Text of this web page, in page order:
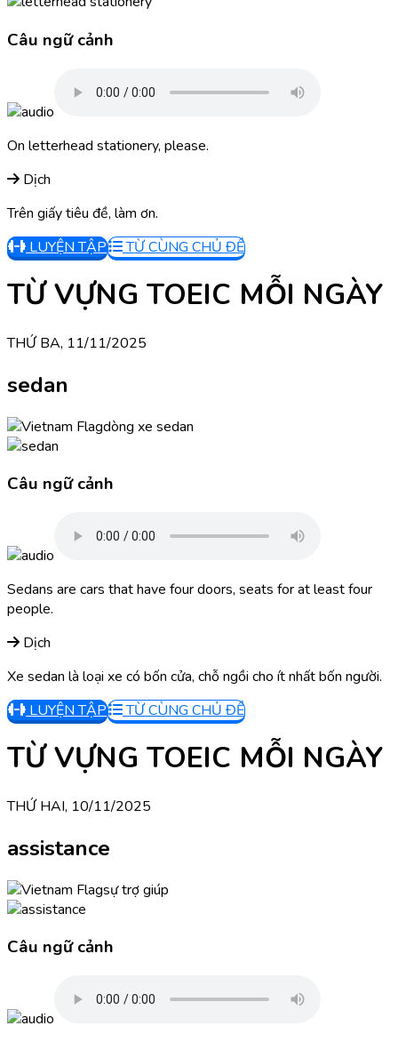
Câu ngữ cảnh
On letterhead stationery, please.
Dịch
Trên giấy tiêu đề, làm ơn.
LUYỆN TẬP
TỪ CÙNG CHỦ ĐỀ
TỪ VỰNG TOEIC MỖI NGÀY
THỨ BA, 11/11/2025
sedan
dòng xe sedan
Câu ngữ cảnh
Sedans are cars that have four doors, seats for at least four
people.
Dịch
Xe sedan là loại xe có bốn cửa, chỗ ngồi cho ít nhất bốn người.
LUYỆN TẬP
TỪ CÙNG CHỦ ĐỀ
TỪ VỰNG TOEIC MỖI NGÀY
THỨ HAI, 10/11/2025
assistance
sự trợ giúp
Câu ngữ cảnh